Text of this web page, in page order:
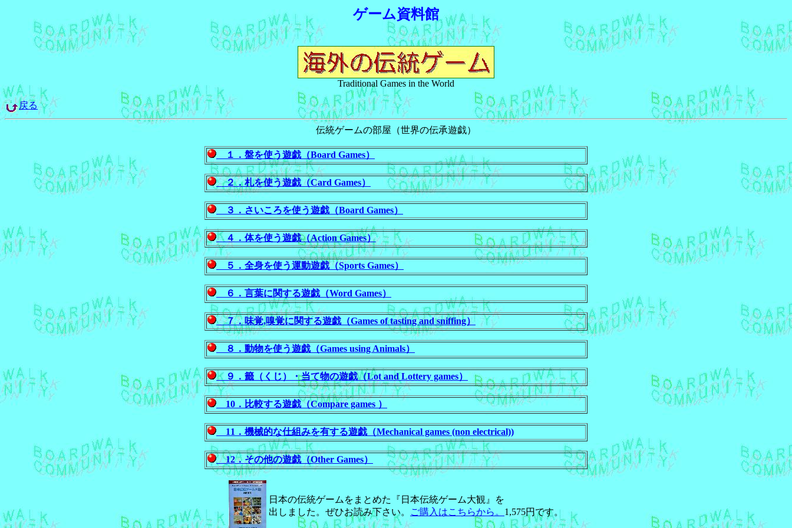
ゲーム資料館
Traditional Games in the World
戻る
伝統ゲームの部屋（世界の伝承遊戯）
１．盤を使う遊戯（Board Games）
２．札を使う遊戯（Card Games）
３．さいころを使う遊戯（Board Games）
４．体を使う遊戯（Action Games）
５．全身を使う運動遊戯（Sports Games）
６．言葉に関する遊戯（Word Games）
７．味覚,嗅覚に関する遊戯（Games of tasting and sniffing）
８．動物を使う遊戯（Games using Animals）
９．籤（くじ）・当て物の遊戯（Lot and Lottery games）
10．比較する遊戯（Compare games ）
11．機械的な仕組みを有する遊戯（Mechanical games (non electrical))
12．その他の遊戯（Other Games）
日本の伝統ゲームをまとめた『日本伝統ゲーム大観』を
出しました。ぜひお読み下さい。
ご購入はこちらから。 1,575円です。